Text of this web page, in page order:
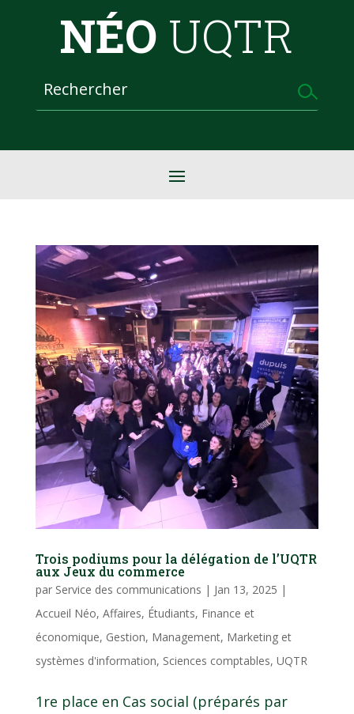
NÉO UQTR
Trois podiums pour la délégation de l’UQTR
aux Jeux du commerce
par Service des communications | Jan 13, 2025 |
Accueil Néo, Affaires, Étudiants, Finance et
économique, Gestion, Management, Marketing et
systèmes d'information, Sciences comptables, UQTR
1re place en Cas social (préparés par